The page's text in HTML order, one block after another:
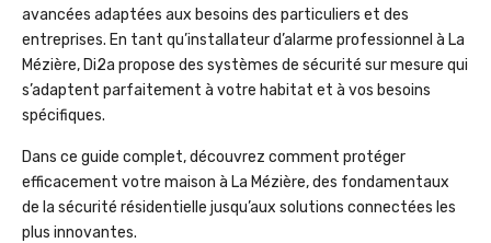
avancées adaptées aux besoins des particuliers et des
entreprises. En tant qu’installateur d’alarme professionnel à La
Mézière, Di2a propose des systèmes de sécurité sur mesure qui
s’adaptent parfaitement à votre habitat et à vos besoins
spécifiques.
Dans ce guide complet, découvrez comment protéger
efficacement votre maison à La Mézière, des fondamentaux
de la sécurité résidentielle jusqu’aux solutions connectées les
plus innovantes.